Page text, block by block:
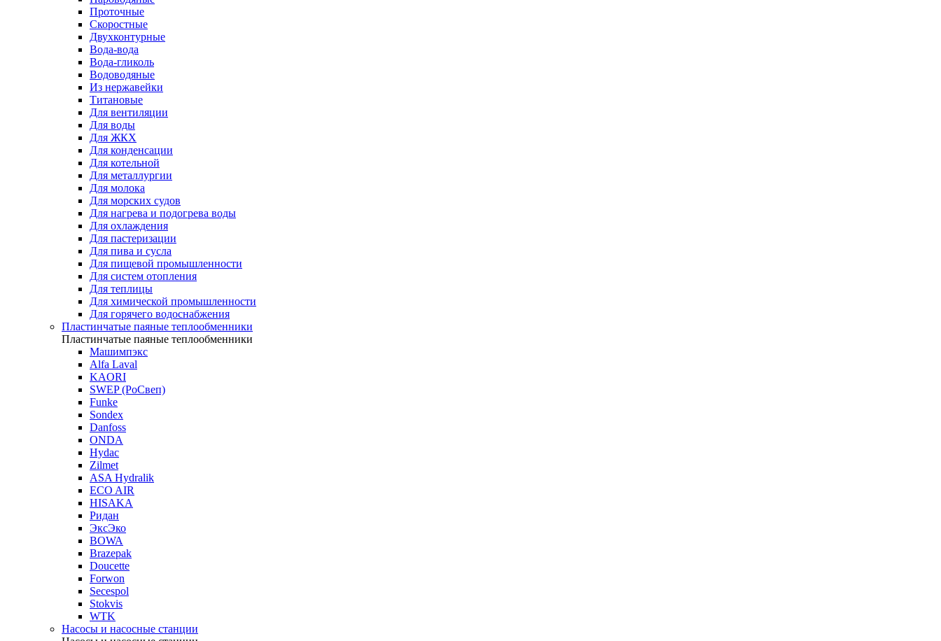
Проточные
Скоростные
Двухконтурные
Вода-вода
Вода-гликоль
Водоводяные
Из нержавейки
Титановые
Для вентиляции
Для воды
Для ЖКХ
Для конденсации
Для котельной
Для металлургии
Для молока
Для морских судов
Для нагрева и подогрева воды
Для охлаждения
Для пастеризации
Для пива и сусла
Для пищевой промышленности
Для систем отопления
Для теплицы
Для химической промышленности
Для горячего водоснабжения
Пластинчатые паяные теплообменники
Пластинчатые паяные теплообменники
Машимпэкс
Alfa Laval
KAORI
SWEP (РоСвеп)
Funke
Sondex
Danfoss
ONDA
Hydac
Zilmet
ASA Hydralik
ECO AIR
HISAKA
Ридан
ЭксЭко
BOWA
Brazepak
Doucette
Forwon
Secespol
Stokvis
WTK
Насосы и насосные станции